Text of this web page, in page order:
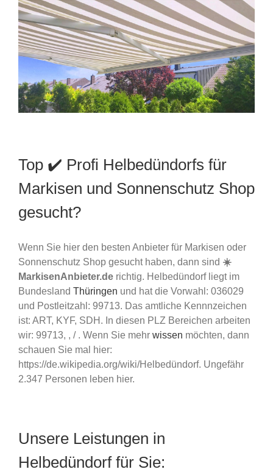
Top ✔️ Profi Helbedündorfs für
Markisen und Sonnenschutz Shop
gesucht?
Wenn Sie hier den besten Anbieter für Markisen oder
Sonnenschutz Shop gesucht haben, dann sind ☀️
MarkisenAnbieter.de richtig. Helbedündorf liegt im
Bundesland Thüringen und hat die Vorwahl: 036029
und Postleitzahl: 99713. Das amtliche Kennnzeichen
ist: ART, KYF, SDH. In diesen PLZ Bereichen arbeiten
wir: 99713, , / . Wenn Sie mehr wissen möchten, dann
schauen Sie mal hier:
https://de.wikipedia.org/wiki/Helbedündorf. Ungefähr
2.347 Personen leben hier.
Unsere Leistungen in
Helbedündorf für Sie: